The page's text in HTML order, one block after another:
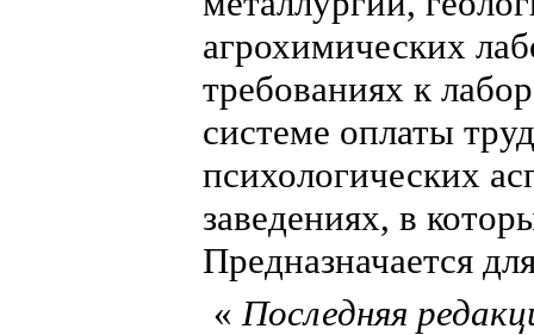
агрохимических
требованиях к
системе оплаты
психологических
заведениях, в
Предназначается
«Последняя